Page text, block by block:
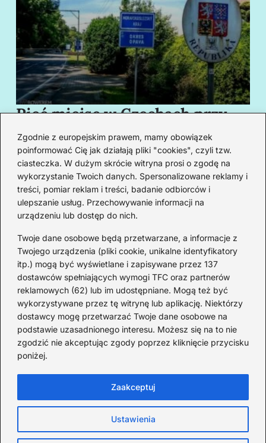
Zgodnie z europejskim prawem, mamy obowiązek
poinformować Cię jak działają pliki "cookies", czyli tzw.
ciasteczka. W dużym skrócie witryna prosi o zgodę na
wykorzystanie Twoich danych. Spersonalizowane reklamy i
treści, pomiar reklam i treści, badanie odbiorców i
ulepszanie usług. Przechowywanie informacji na
urządzeniu lub dostęp do nich.
Twoje dane osobowe będą przetwarzane, a informacje z
Twojego urządzenia (pliki cookie, unikalne identyfikatory
itp.) mogą być wyświetlane i zapisywane przez 137
dostawców spełniających wymogi TFC oraz partnerów
reklamowych (62) lub im udostępniane. Mogą też być
wykorzystywane przez tę witrynę lub aplikację. Niektórzy
dostawcy mogę przetwarzać Twoje dane osobowe na
podstawie uzasadnionego interesu. Możesz się na to nie
zgodzić nie akceptując zgody poprzez kliknięcie przycisku
poniżej.
Ustawienia
Zaakceptuj
Pięć miejsc w Czechach przy
granicy, które cię oczarują
swoim urokiem
Redakcja
Od lat podróżuję, by poznawać świat z bliska – nie tylko
przez pryzmat zabytków, ale przede wszystkim ludzi,
smaków i codzienności.
Redakcja: Michalina Staszic
ul. Miła 08A, 32-514 Bieruń
477 362 966
admin@teatrbiuropodrozy.pl
F
a
c
b
k
X
L
i
e
n
TeatrBiuroPodróży.pl © Wszystkie prawa
Strona główna Cookies
Zasady użytkowania